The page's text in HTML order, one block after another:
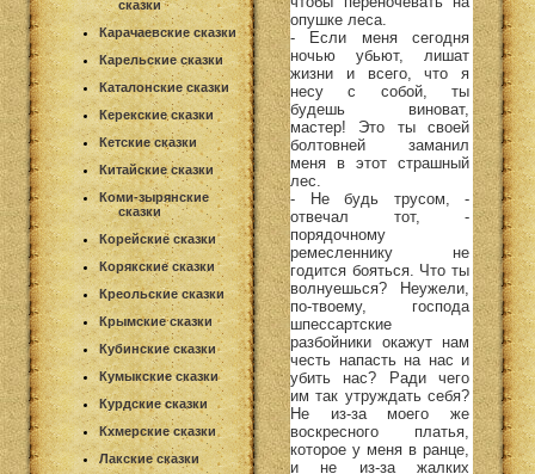
сказки
Карачаевские сказки
Карельские сказки
Каталонские сказки
Керекские сказки
Кетские сказки
Китайские сказки
Коми-зырянские
сказки
Корейские сказки
Корякские сказки
Креольские сказки
Крымские сказки
Кубинские сказки
Кумыкские сказки
Курдские сказки
Кхмерские сказки
Лакские сказки
опушке леса.
- Если меня сегодня
ночью убьют, лишат
жизни и всего, что я
несу с собой, ты
будешь виноват,
мастер! Это ты своей
болтовней заманил
меня в этот страшный
лес.
- Не будь трусом, -
отвечал тот, -
порядочному
ремесленнику не
годится бояться. Что ты
волнуешься? Неужели,
по-твоему, господа
шпессартские
разбойники окажут нам
честь напасть на нас и
убить нас? Ради чего
им так утруждать себя?
Не из-за моего же
воскресного платья,
которое у меня в ранце,
и не из-за жалких